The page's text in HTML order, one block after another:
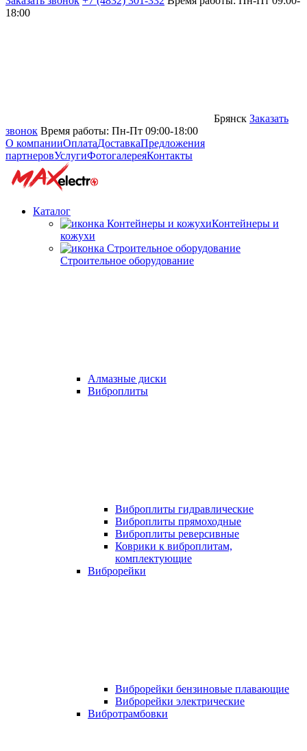
18:00
Брянск Заказать
звонок Время работы: Пн-Пт 09:00-18:00
О компанииОплатаДоставкаПредложения
партнеровУслугиФотогалереяКонтакты
Каталог
Контейнеры и
кожухи
Строительное оборудование
Алмазные диски
Виброплиты
Виброплиты гидравлические
Виброплиты прямоходные
Виброплиты реверсивные
Коврики к виброплитам,
комплектующие
Виброрейки
Виброрейки бензиновые плавающие
Виброрейки электрические
Вибротрамбовки